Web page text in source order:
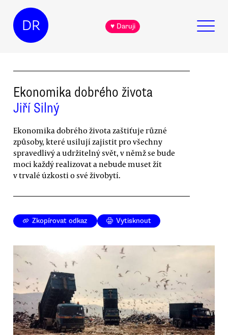
DR ♥ Daruji
Ekonomika dobrého života
Jiří Silný
Ekonomika dobrého života zaštiťuje různé
způsoby, které usilují zajistit pro všechny
spravedlivý a udržitelný svět, v němž se bude
moci každý realizovat a nebude muset žít
v trvalé úzkosti o své živobytí.
Zkopírovat odkaz Vytisknout